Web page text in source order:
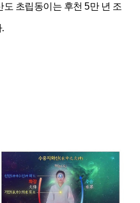
도 초립동이는 후천 5만 년 조